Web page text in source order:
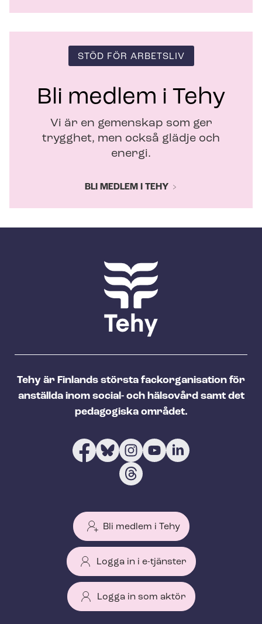
STÖD FÖR ARBETSLIV
Bli medlem i Tehy
Vi är en gemenskap som ger
trygghet, men också glädje och
energi.
BLI MEDLEM I TEHY
Tehy är Finlands största fackorganisation för
anställda inom social- och hälsovård samt det
pedagogiska området.
Bli medlem i Tehy
Logga in i e-tjänster
Logga in som aktör